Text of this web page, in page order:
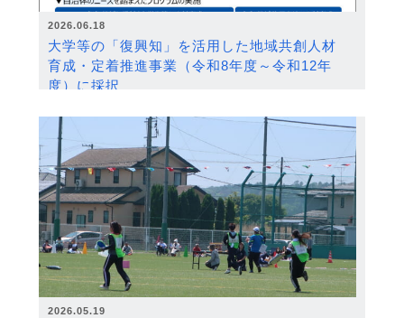
2026.06.18
大学等の「復興知」を活用した地域共創人材
育成・定着推進事業（令和8年度～令和12年
度）に採択
2026.05.19